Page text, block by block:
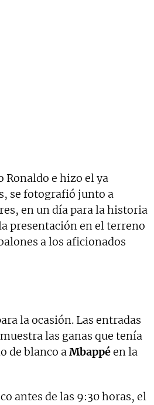
e hizo el ya
se fotografió junto a
en un día para la historia
presentación en el terreno
a los aficionados
la ocasión. Las entradas
las ganas que tenía
de blanco aMbappéen la
antes de las 9:30 horas, el